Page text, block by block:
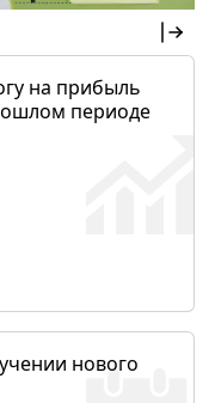
на прибыль
периоде
нового